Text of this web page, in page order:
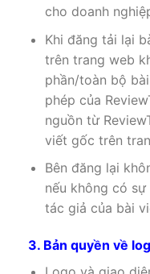
cho doanh
Khi đăng tải lại
trên trang web
phần/toàn bộ
phép của
nguồn từ
viết gốc trên
Bên đăng lại
nếu không có sự
tác giả của bài
3. Bản quyền về